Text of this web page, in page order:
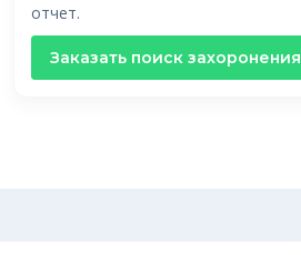
отчет.
Заказать поиск захоронения